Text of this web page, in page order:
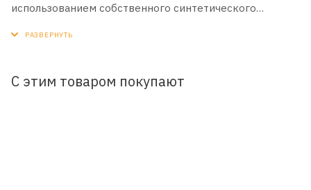
использованием собственного синтетического
ПРИМЕНЕНИЕ:
С этим товаром покупают